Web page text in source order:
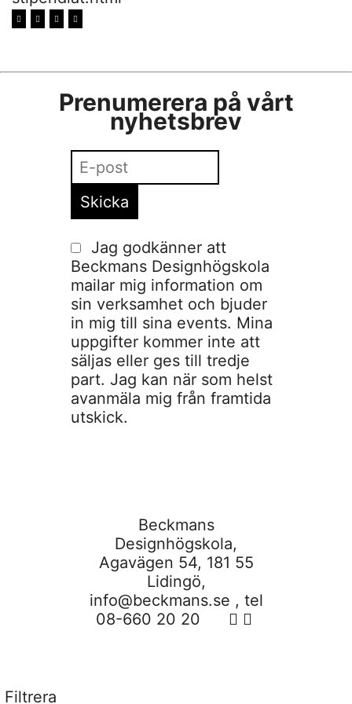
Prenumerera på vårt
nyhetsbrev
Jag godkänner att
Beckmans Designhögskola
mailar mig information om
sin verksamhet och bjuder
in mig till sina events. Mina
uppgifter kommer inte att
säljas eller ges till tredje
part. Jag kan när som helst
avanmäla mig från framtida
utskick.
Beckmans
Designhögskola,
Agavägen 54, 181 55
Lidingö,
info@beckmans.se , tel
08-660 20 20
Filtrera